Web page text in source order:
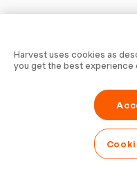
Harvest uses cookies as
you get the best experience